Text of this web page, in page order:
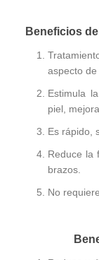
Beneficios
aspecto de
Estimula
piel,
Es rápido,
Reduce la
brazos.
No